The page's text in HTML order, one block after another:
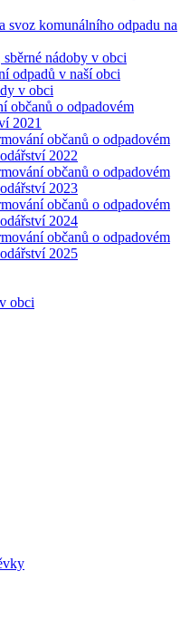
svoz komunálního odpadu na
nádoby v obci
odpadů v naší obci
v obci
občanů o odpadovém
2021
občanů o odpadovém
2022
občanů o odpadovém
2023
občanů o odpadovém
2024
občanů o odpadovém
2025
obci